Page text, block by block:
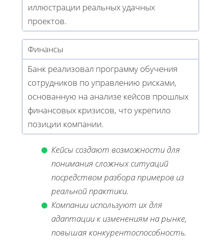
иллюстрации реальных удачных
проектов.
Финансы
Банк реализовал программу обучения
сотрудников по управлению рисками,
основанную на анализе кейсов прошлых
финансовых кризисов, что укрепило
позиции компании.
Кейсы создают возможности для
понимания сложных ситуаций
посредством разбора примеров из
реальной практики.
Компании используют их для
адаптации к изменениям на рынке,
повышая конкурентоспособность.